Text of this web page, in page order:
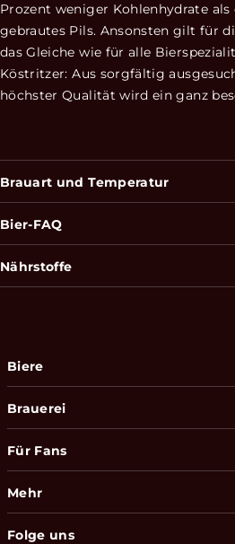
Prozent weniger Kohlenhydrate
gebrautes Pils. Ansonsten gilt für
das Gleiche wie für alle
Köstritzer: Aus sorgfältig
höchster Qualität wird ein ganz
Brauart und Temperatur
Bier-FAQ
Nährstoffe
Biere
Brauerei
Für Fans
Mehr
Folge uns